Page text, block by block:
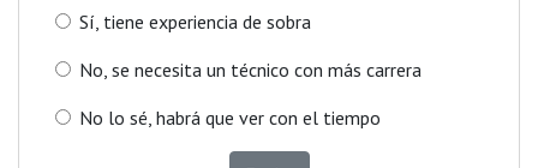
Sí, tiene experiencia de sobra
No, se necesita un técnico con más carrera
No lo sé, habrá que ver con el tiempo